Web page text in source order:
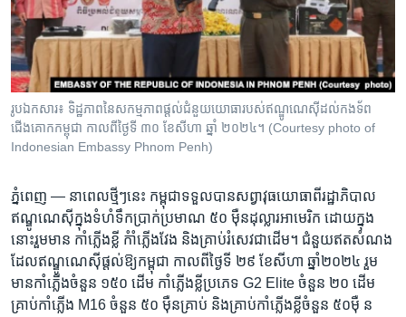
សម្ព័ន្ធ​
រំលង​
និង​
ចូល​
ទៅ​
កាន់​
ទំព័រ​
Khmer English
បណ្តាញ​សង្គម
ភាសា
រូបឯកសារ៖ ទិដ្ឋភាពនៃ​សកម្មភាព​ផ្តល់ជំនួយយោធា​របស់​ឥណ្ឌូណេស៊ី​ដល់​កងទ័ព
ជើងគោក​កម្ពុជា កាលពីថ្ងៃទី ៣០ ខែសីហា ឆ្នាំ ២០២៤។ (Courtesy photo of
Indonesian Embassy Phnom Penh)
ភ្នំពេញ — នាពេល​ថ្មីៗ​នេះ ​កម្ពុជា​ទទួល​បាន​សព្វា​វុធ​យោធា​ពី​រដ្ឋាភិបាល​
ឥណ្ឌូណេស៊ី​ក្នុង​ទំហំ​ទឹកប្រាក់​ប្រមាណ ​៥០ ​ម៉ឺន​ដុល្លារ​អាមេរិក ​ដោយ​ក្នុង​
នោះ​រួមមាន​ កាំភ្លើង​ខ្លី​ កំាំភ្លើង​វែង ​និង​គ្រាប់​រំសេវ​ជាដើម។​ ជំនួយ​ឥត​សំណង​
ដែល​ឥណ្ឌូណេស៊ី​ផ្តល់​ឱ្យ​កម្ពុជា ​កាល​ពី​ថ្ងៃទី​ ២៩​ ខែ​សីហា ​ឆ្នាំ​២០២៤​ រួម​
មាន​កាំភ្លើង​ចំនួន​ ១៥០ ​ដើម ​កាំភ្លើង​ខ្លី​ប្រភេទ ​G2 ​Elite ​ចំនួន ​២០ ​ដើម ​
គ្រាប់​កាំភ្លើង ​M16 ​ចំនួន ​៥០ ​ម៉ឺន​គ្រាប់​ និង​គ្រាប់​កាំភ្លើង​ខ្លី​ចំនួន​ ៥០​ម៉ឺ ន​